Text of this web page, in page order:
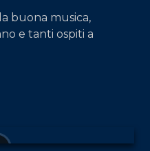
buona musica,
e tanti ospiti a